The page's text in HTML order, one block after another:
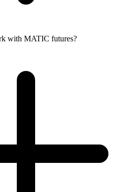
with MATIC futures?